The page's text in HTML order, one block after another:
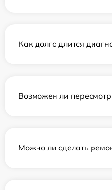
Как долго длится
Возможен ли пересмотр
Можно ли сделать